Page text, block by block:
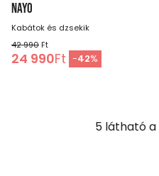
NAYO
Kabátok és dzsekik
42 990 Ft
24 990Ft -42%
5látható a